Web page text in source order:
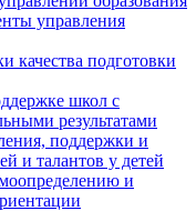
управления
качества подготовки
школ с
результатами
поддержки и
и талантов у детей
и